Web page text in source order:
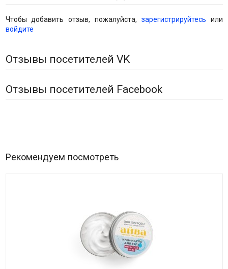
Чтобы добавить отзыв, пожалуйста, зарегистрируйтесь или
войдите
Отзывы посетителей VK
Отзывы посетителей Facebook
Рекомендуем посмотреть